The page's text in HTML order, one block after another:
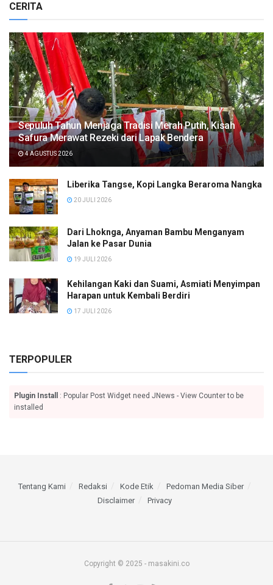
CERITA
Sepuluh Tahun Menjaga Tradisi Merah Putih, Kisah
Safura Merawat Rezeki dari Lapak Bendera
4 AGUSTUS 2026
Liberika Tangse, Kopi Langka Beraroma Nangka
20 JULI 2026
Dari Lhoknga, Anyaman Bambu Menganyam
Jalan ke Pasar Dunia
19 JULI 2026
Kehilangan Kaki dan Suami, Asmiati Menyimpan
Harapan untuk Kembali Berdiri
17 JULI 2026
TERPOPULER
Plugin Install
: Popular Post Widget need JNews - View Counter to be
installed
Tentang Kami Redaksi Kode Etik
Pedoman Media Siber
Disclaimer
Privacy
Copyright © 2025 - masakini.co